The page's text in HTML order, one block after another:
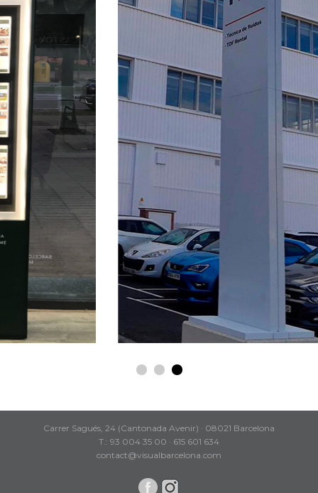
Carrer Sagués, 24 (Cantonada Avenir) · 08021 Barcelona
T.: 93 004 35 00 · 615 601 634
contact@visualbarcelona.com